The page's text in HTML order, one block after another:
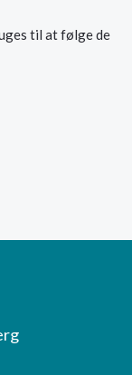
til at følge de